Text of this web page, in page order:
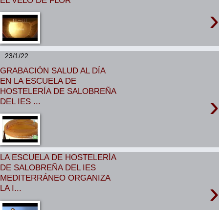
›
23/1/22
GRABACIÓN SALUD AL DÍA
EN LA ESCUELA DE
HOSTELERÍA DE SALOBREÑA
DEL IES ...
›
LA ESCUELA DE HOSTELERÍA
DE SALOBREÑA DEL IES
MEDITERRÁNEO ORGANIZA
LA I...
›